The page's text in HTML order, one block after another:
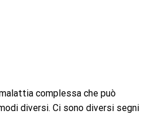
complessa che può
diversi. Ci sono diversi segni